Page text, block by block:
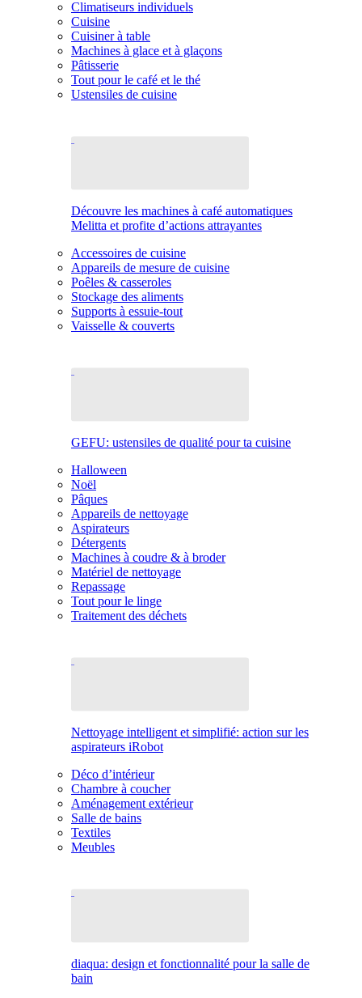
Climatiseurs individuels
Cuisine
Cuisiner à table
Machines à glace et à glaçons
Pâtisserie
Tout pour le café et le thé
Ustensiles de cuisine
Découvre les machines à café automatiques
Melitta et profite d’actions attrayantes
Accessoires de cuisine
Appareils de mesure de cuisine
Poêles & casseroles
Stockage des aliments
Supports à essuie-tout
Vaisselle & couverts
GEFU: ustensiles de qualité pour ta cuisine
Halloween
Noël
Pâques
Appareils de nettoyage
Aspirateurs
Détergents
Machines à coudre & à broder
Matériel de nettoyage
Repassage
Tout pour le linge
Traitement des déchets
Nettoyage intelligent et simplifié: action sur les
aspirateurs iRobot
Déco d’intérieur
Chambre à coucher
Aménagement extérieur
Salle de bains
Textiles
Meubles
diaqua: design et fonctionnalité pour la salle de
bain